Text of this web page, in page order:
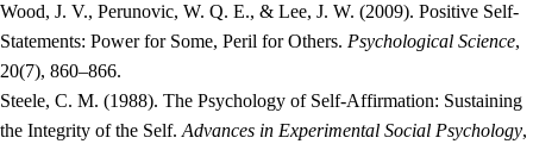
Wood, J. V., Perunovic, W. Q. E., & Lee, J. W. (2009). Positive Self-
Statements: Power for Some, Peril for Others. Psychological Science,
20(7), 860–866.
Steele, C. M. (1988). The Psychology of Self-Affirmation: Sustaining
the Integrity of the Self. Advances in Experimental Social Psychology,